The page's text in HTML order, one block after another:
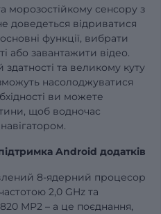
морозостійкому сенсору з
доведеться відриватися
функції, вибрати
або завантажити відео.
здатності та великому куту
насолоджуватися
ви можете
щоб водночас
Android додатків
8-ядерний процесор
2,0 GHz та
MP2 – а це поєднання,